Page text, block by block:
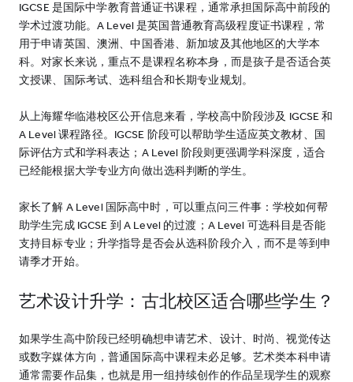
IGCSE 是国际中学教育普通证书课程，通常承担国际高中前段的
学术过渡功能。A Level 是英国普通教育高级程度证书课程，常
用于申请英国、澳洲、中国香港、新加坡及其他地区的大学本
科。对家长来说，重点不是课程名称本身，而是孩子是否适合英
文授课、国际考试、选科组合和长期专业规划。
从上海耀华临港校区公开信息来看，学校高中阶段涉及 IGCSE 和
A Level 课程路径。IGCSE 阶段可以帮助学生适应英文教材、国
际评估方式和学科表达；A Level 阶段则更强调学科深度，适合
已经能根据大学专业方向做出选科判断的学生。
家长了解 A Level 国际高中时，可以重点问三件事：学校如何帮
助学生完成 IGCSE 到 A Level 的过渡；A Level 可选科目是否能
支持目标专业；升学指导是否会从选科阶段介入，而不是等到申
请季才开始。
艺术设计升学：古北校区适合哪些学生？
如果学生高中阶段已经明确想申请艺术、设计、时尚、视觉传达
或数字媒体方向，普通国际高中课程未必足够。艺术类本科申请
通常需要作品集，也就是用一组持续创作的作品呈现学生的观察